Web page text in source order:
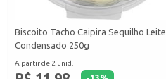
Biscoito Tacho Caipira Sequilho Leite
Condensado 250g
A partir de 2 unid.